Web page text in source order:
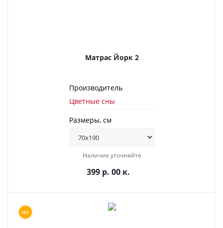
Матрас Йорк 2
Производитель
Цветные сны
Размеры, см
Наличие уточняйте
399 р. 00 к.
HIT